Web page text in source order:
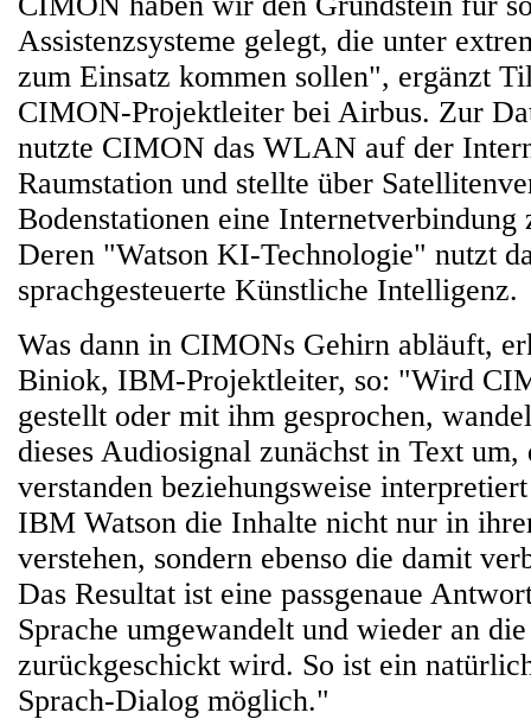
Assistenzsysteme gelegt, die unter
zum Einsatz kommen sollen", ergänzt
CIMON-Projektleiter bei Airbus. Zur
nutzte CIMON das WLAN auf der
Raumstation und stellte über
Bodenstationen eine
Deren "Watson KI-Technologie" nutzt
sprachgesteuerte Künstliche Intelligenz.
Was dann in CIMONs Gehirn abläuft,
Biniok, IBM-Projektleiter, so: "Wird
gestellt oder mit ihm gesprochen,
dieses Audiosignal zunächst in Text
verstanden beziehungsweise
IBM Watson die Inhalte nicht nur in
verstehen, sondern ebenso die damit
Das Resultat ist eine passgenaue
Sprache umgewandelt und wieder an
zurückgeschickt wird. So ist ein
Sprach-Dialog möglich."